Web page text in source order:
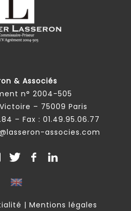
& Associés
n° 2004-505
– 75009 Paris
– Fax : 01.49.95.06.77
associes.com
| Mentions légales